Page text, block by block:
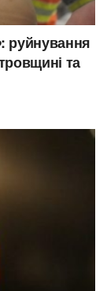
руйнування
та